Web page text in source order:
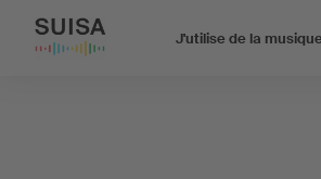
J'utilise de la musique